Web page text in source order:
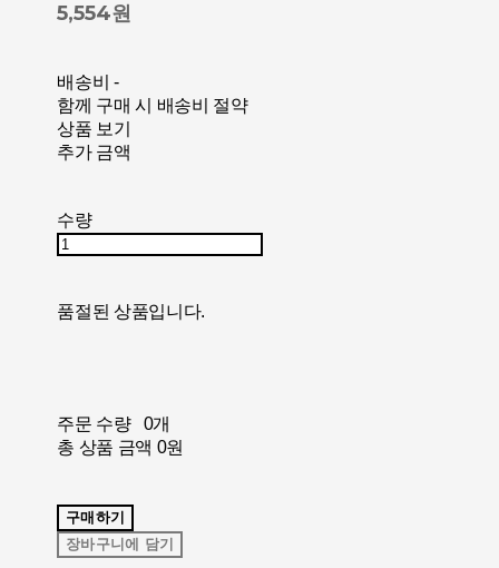
5,554원
배송비 -
함께 구매 시 배송비 절약
상품 보기
추가 금액
수량
품절된 상품입니다.
주문 수량
0개
총 상품 금액 0원
구매하기
장바구니에 담기